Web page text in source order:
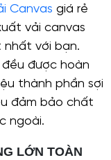
Canvas giá rẻ
vải canvas
nhất với bạn.
đều được hoàn
thành phần sợi
đảm bảo chất
ngoài.
LỚN TOÀN